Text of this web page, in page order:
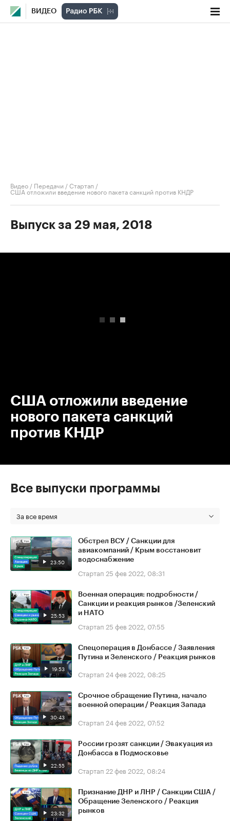
ВИДЕО
Видео / Передачи /Стартап /
США отложили введение нового пакета санкций против КНДР
Выпуск за 29 мая, 2018
США отложили введение
нового пакета санкций
против КНДР
Все выпуски программы
За все время
23:50
Обстрел ВСУ / Санкции для
авиакомпаний / Крым восстановит
водоснабжение
Стартап 25 фев 2022, 08:31
25:53
Военная операция: подробности /
Санкции и реакция рынков /Зеленский
и НАТО
Стартап 25 фев 2022, 07:55
19:53
Спецоперация в Донбассе / Заявления
Путина и Зеленского / Реакция рынков
Стартап 24 фев 2022, 08:25
30:43
Срочное обращение Путина, начало
военной операции / Реакция Запада
Стартап 24 фев 2022, 07:52
22:55
России грозят санкции / Эвакуация из
Донбасса в Подмосковье
Стартап 22 фев 2022, 08:24
23:32
Признание ДНР и ЛНР / Санкции США /
Обращение Зеленского / Реакция
рынков